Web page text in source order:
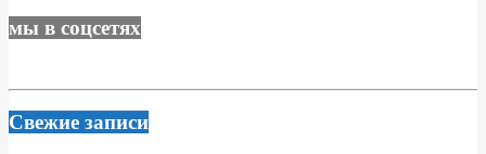
мы в соцсетях
Свежие записи